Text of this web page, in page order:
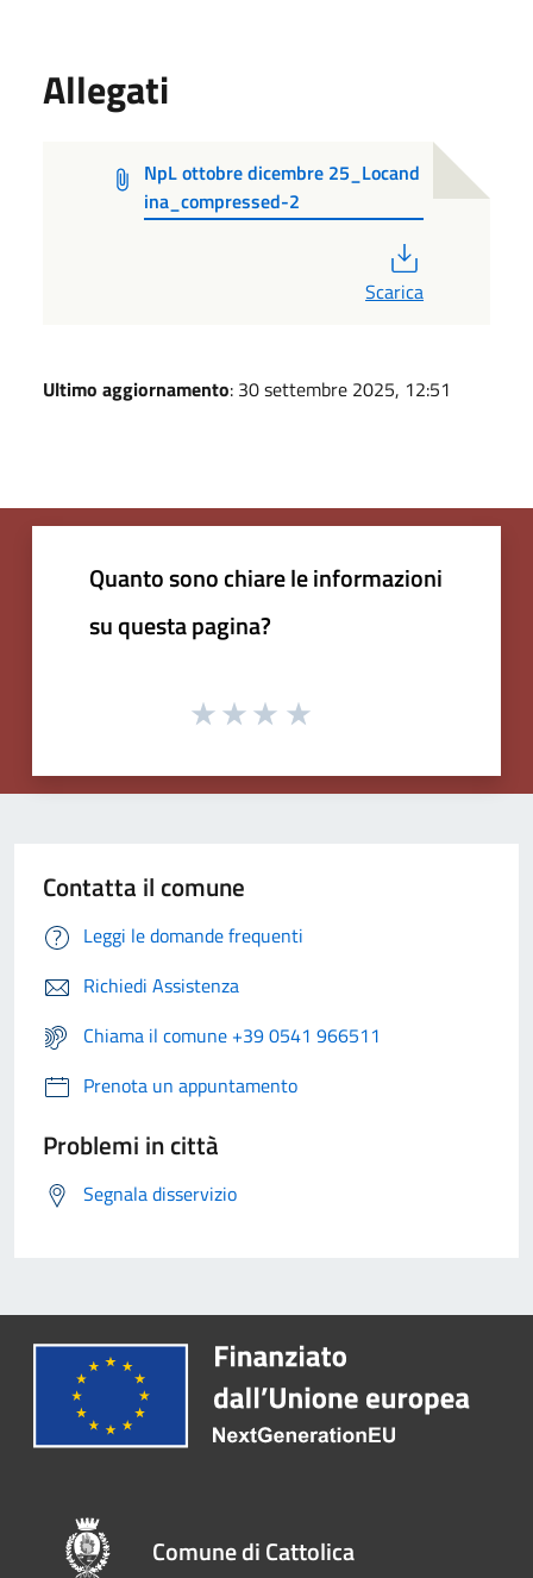
Allegati
NpL ottobre dicembre 25_Locand
ina_compressed-2
Scarica
Ultimo aggiornamento: 30 settembre 2025, 12:51
Quanto sono chiare le informazioni
su questa pagina?
Contatta il comune
Leggi le domande frequenti
Richiedi Assistenza
Chiama il comune +39 0541 966511
Prenota un appuntamento
Problemi in città
Segnala disservizio
Comune di Cattolica